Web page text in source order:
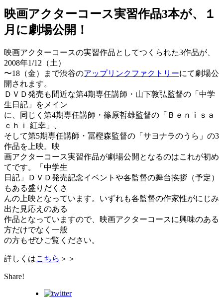
映画アクターコース実習作品3本が、１
月に劇場公開！
映画アクターコースの実習作品としてつくられた3作品が、
2008年1/12（土）
〜18（金）まで渋谷のアップリンクファクトリーにて劇場公
開されます。
ＤＶＤ発売も間近な第4期専任講師・山下敦弘監督の「中学
生日記」をメイン
に、同じく第4期専任講師・篠原哲雄監督の「Ｂｅｎｉｓａ
ｃｈｉ 紅幸」、
そして第5期専任講師・冨樫森監督の「サヨナラのうら」の3
作品を上映。映
画アクターコース実習作品が劇場公開となるのはこれが初め
てです。「中学生
日記」ＤＶＤ発売記念イベントや各監督の舞台挨拶（予定）
もある盛りだくさ
んの上映となっています。いずれも各監督の作家性がにじみ
出た見応えのある
作品となっていますので、映画アクターコースに興味のある
方だけでなく一般
の方もぜひご覧ください。
詳しくはこちら ＞＞
Share!